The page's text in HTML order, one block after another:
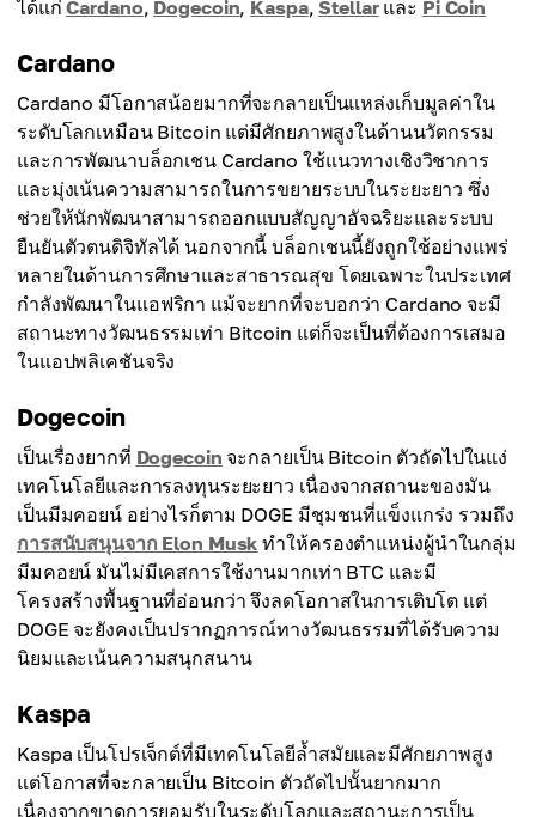
ได้แก่Cardano, Dogecoin, Kaspa,Stellarและ Pi Coin
Cardano
Cardano มีโอกาสน้อยมากที่จะกลายเป็นแหล่งเก็บมูลค่าใน
ระดับโลกเหมือน Bitcoin แต่มีศักยภาพสูงในด้านนวัตกรรม
และการพัฒนาบล็อกเชน Cardano ใช้แนวทางเชิงวิชาการ
และมุ่งเน้นความสามารถในการขยายระบบในระยะยาว ซึ่ง
ช่วยให้นักพัฒนาสามารถออกแบบสัญญาอัจฉริยะและระบบ
ยืนยันตัวตนดิจิทัลได้ นอกจากนี้ บล็อกเชนนี้ยังถูกใช้อย่างแพร่
หลายในด้านการศึกษาและสาธารณสุข โดยเฉพาะในประเทศ
กำลังพัฒนาในแอฟริกา แม้จะยากที่จะบอกว่า Cardano จะมี
สถานะทางวัฒนธรรมเท่า Bitcoin แต่ก็จะเป็นที่ต้องการเสมอ
ในแอปพลิเคชันจริง
Dogecoin
เป็นเรื่องยากที่ Dogecoin จะกลายเป็น Bitcoin ตัวถัดไปในแง่
เทคโนโลยีและการลงทุนระยะยาว เนื่องจากสถานะของมัน
เป็นมีมคอยน์ อย่างไรก็ตาม DOGE มีชุมชนที่แข็งแกร่ง รวมถึง
การสนับสนุนจาก Elon Musk ทำให้ครองตำแหน่งผู้นำในกลุ่ม
มีมคอยน์ มันไม่มีเคสการใช้งานมากเท่า BTC และมี
โครงสร้างพื้นฐานที่อ่อนกว่า จึงลดโอกาสในการเติบโต แต่
DOGE จะยังคงเป็นปรากฏการณ์ทางวัฒนธรรมที่ได้รับความ
นิยมและเน้นความสนุกสนาน
Kaspa
Kaspa เป็นโปรเจ็กต์ที่มีเทคโนโลยีล้ำสมัยและมีศักยภาพสูง
แต่โอกาสที่จะกลายเป็น Bitcoin ตัวถัดไปนั้นยากมาก
เนื่องจากขาดการยอมรับในระดับโลกและสถานะการเป็น